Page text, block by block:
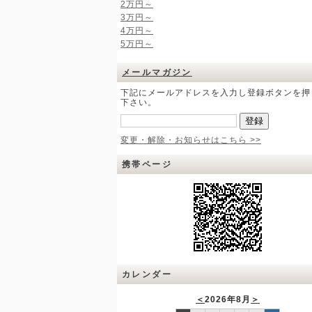
2万円～
3万円～
4万円～
5万円～
メールマガジン
下記にメールアドレスを入力し登録ボタンを
下さい。
変更・解除・お知らせはこちら >>
携帯ページ
カレンダー
＜ 2026年8月 ＞